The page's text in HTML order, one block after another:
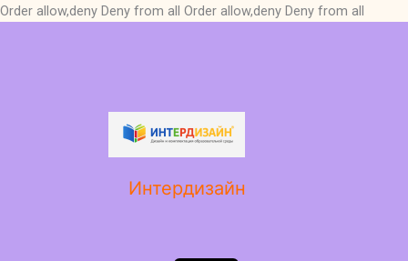
Order allow,deny Deny from all Order allow,deny Deny from all
Интердизайн
LinkedIn
Instagram
Facebook